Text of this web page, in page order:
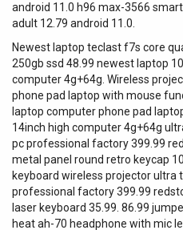
android 11.0 h96 max-3566
adult 12.79 android 11.0.
Newest laptop teclast f7s core
250gb ssd 48.99 newest laptop
computer 4g+64g. Wireless
phone pad laptop with mouse
laptop computer phone pad
14inch high computer 4g+64g
pc professional factory 399.99
metal panel round retro keycap
keyboard wireless projector
professional factory 399.99
laser keyboard 35.99. 86.99
heat ah-70 headphone with mic